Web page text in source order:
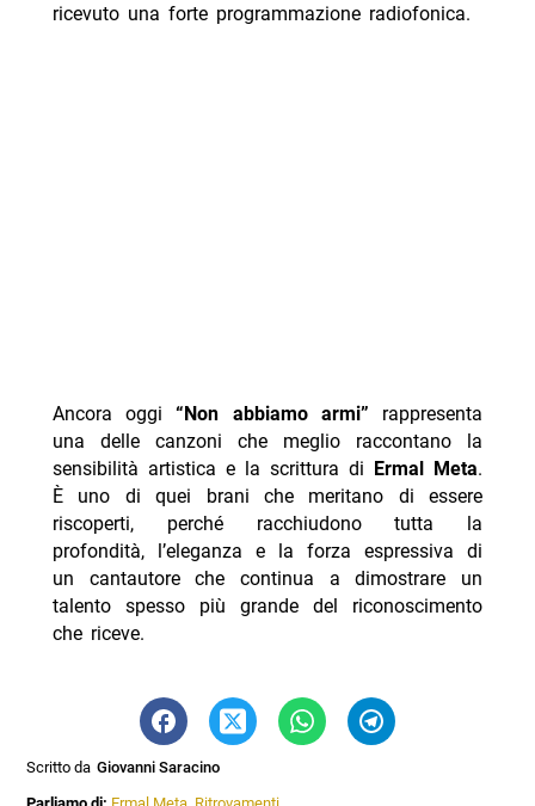
ricevuto una forte programmazione radiofonica.
Ancora oggi“Non abbiamo armi” rappresenta
una delle canzoni che meglio raccontano la
sensibilità artistica e la scrittura di
Ermal Meta.
È uno di quei brani che meritano di essere
riscoperti, perché racchiudono tutta la
profondità, l’eleganza e la forza espressiva di
un cantautore che continua a dimostrare un
talento spesso più grande del riconoscimento
che riceve.
Scritto da Giovanni Saracino